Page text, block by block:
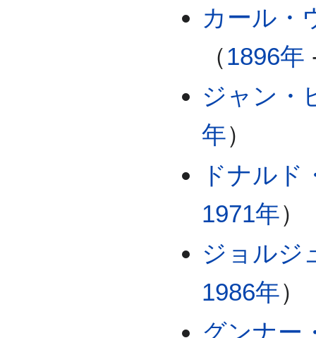
カール・
（1896年
ジャン・
年）
ドナルド
1971年）
ジョルジ
1986年）
グンナー